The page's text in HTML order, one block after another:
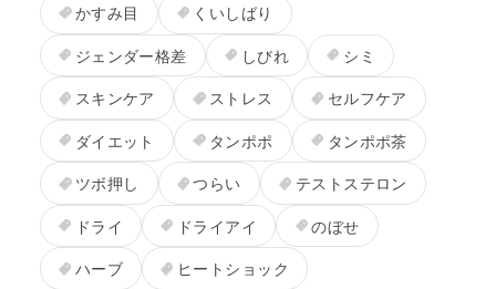
かすみ目
くいしばり
ジェンダー格差
しびれ
シミ
スキンケア
ストレス
セルフケア
ダイエット
タンポポ
タンポポ茶
ツボ押し
つらい
テストステロン
ドライ
ドライアイ
のぼせ
ハーブ
ヒートショック